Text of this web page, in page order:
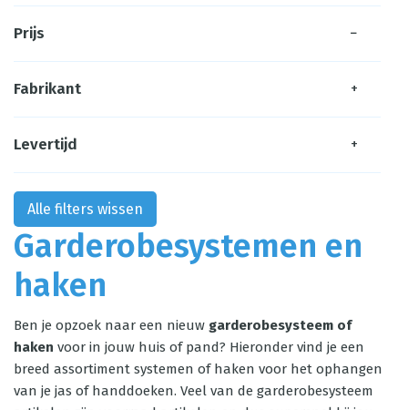
Garderobesystemen en
haken
Ben je opzoek naar een nieuw garderobesysteem of
haken voor in jouw huis of pand? Hieronder vind je een
breed assortiment systemen of haken voor het ophangen
van je jas of handdoeken. Veel van de garderobesysteem
Prijs −
Fabrikant +
Levertijd +
Alle filters wissen